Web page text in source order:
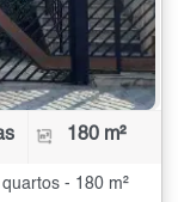
180 m²
- 180 m²